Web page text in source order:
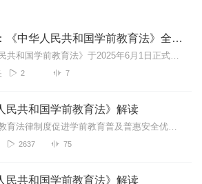
邓金华：《中华人民共和国学前教育法》全文解读
《中华人民共和国学前教育法》于2025年6月1日正式施行，这是我国首部针对3-6岁儿童教育的专门立法。主讲人：邓金华公司法专家三十年教学与实务经验...
2 7
民共和国学前教育法》解读
健全学前教育法律制度促进学前教育普及普惠安全优质发展
2637 75
民共和国学前教育法》解读